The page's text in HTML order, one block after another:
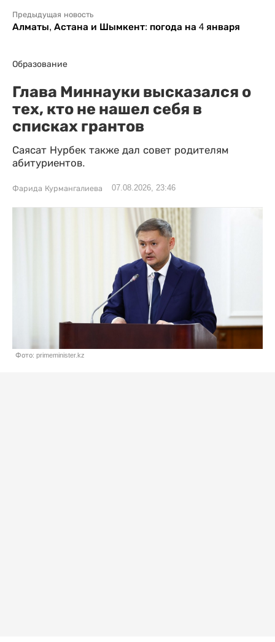
Предыдущая новость
Алматы, Астана и Шымкент: погода на 4 января
Образование
Глава Миннауки высказался о
тех, кто не нашел себя в
списках грантов
Саясат Нурбек также дал совет родителям
абитуриентов.
Фарида Курмангалиева 07.08.2026, 23:46
Фото: primeminister.kz